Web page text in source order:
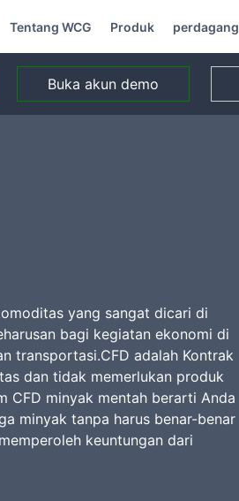
Tentang WCG Produk
Buka akun demo
yang sangat dicari di
bagi kegiatan ekonomi di
transportasi.CFD adalah Kontrak
dan tidak memerlukan produk
CFD minyak mentah berarti Anda
minyak tanpa harus benar-benar
keuntungan dari